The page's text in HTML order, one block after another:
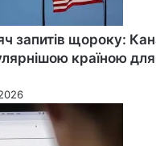
запитів щороку:
країною для